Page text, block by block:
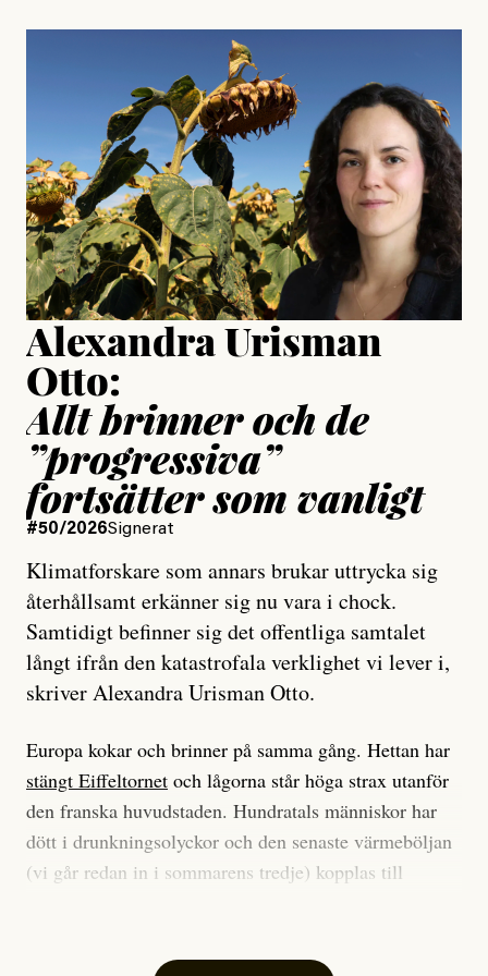
Jonas Lundström
Publicerad24 July, 2026
#23/2026
Jesper Lundby: ”Livet i sig
är ganska politiskt”
Jesper Lundby
Publicerad15 July, 2026
Uppdaterad15 July, 2026
Alexandra Urisman
Otto:
Allt brinner och de
”progressiva”
fortsätter som vanligt
#50/2026Signerat
Klimatforskare som annars brukar uttrycka sig
återhållsamt erkänner sig nu vara i chock.
Samtidigt befinner sig det offentliga samtalet
långt ifrån den katastrofala verklighet vi lever i,
skriver Alexandra Urisman Otto.
Europa kokar och brinner på samma gång. Hettan har
stängt Eiffeltornet och lågorna står höga strax utanför
den franska huvudstaden. Hundratals människor har
dött i drunkningsolyckor och den senaste värmeböljan
(vi går redan in i sommarens tredje) kopplas till
Har du också panik i hettan? Känns det som en